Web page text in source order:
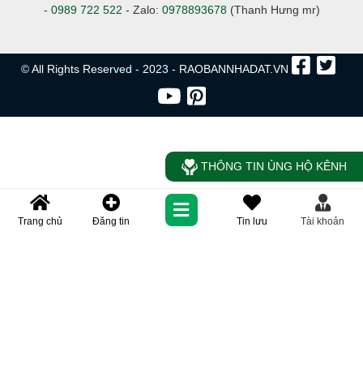
- 0989 722 522 - Zalo: 0978893678(Thanh Hưng mr)
© All Rights Reserved - 2023 - RAOBANNHADAT.VN
Trang chủ Đăng tin Tin lưu Tài khoản
THÔNG TIN ỦNG HỘ KÊNH